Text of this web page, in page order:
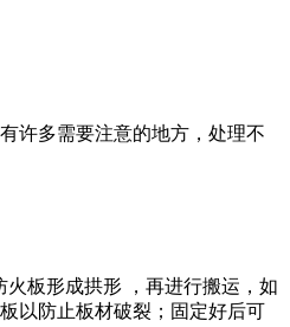
许多需要注意的地方，处理不
成拱形 ，再进行搬运，如
防止板材破裂；固定好后可